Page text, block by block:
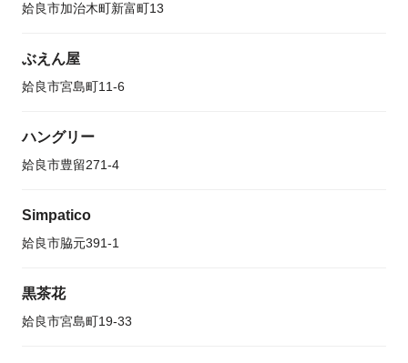
姶良市加治木町新富町13
ぶえん屋
姶良市宮島町11-6
ハングリー
姶良市豊留271-4
Simpatico
姶良市脇元391-1
黒茶花
姶良市宮島町19-33